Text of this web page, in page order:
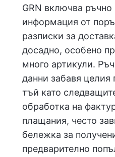
GRN включва
информация от
разписки за
досадно, особено
много артикули.
данни забавя целия
тъй като
обработка на
плащания, често
бележка за
предварително